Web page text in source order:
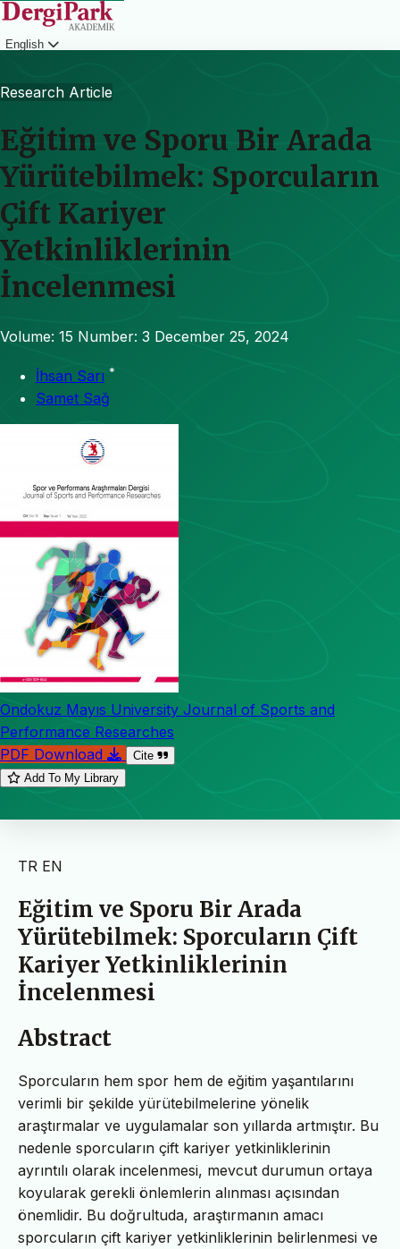
English
Research Article
Eğitim ve Sporu Bir Arada
Yürütebilmek: Sporcuların
Çift Kariyer
Yetkinliklerinin
İncelenmesi
Volume: 15 Number: 3 December 25, 2024
İhsan Sarı *
Samet Sağ
Ondokuz Mayıs University Journal of Sports and
Performance Researches
PDF Download
Cite
Add To My Library
TR EN
Eğitim ve Sporu Bir Arada
Yürütebilmek: Sporcuların Çift
Kariyer Yetkinliklerinin
İncelenmesi
Abstract
Sporcuların hem spor hem de eğitim yaşantılarını
verimli bir şekilde yürütebilmelerine yönelik
araştırmalar ve uygulamalar son yıllarda artmıştır. Bu
nedenle sporcuların çift kariyer yetkinliklerinin
ayrıntılı olarak incelenmesi, mevcut durumun ortaya
koyularak gerekli önlemlerin alınması açısından
önemlidir. Bu doğrultuda, araştırmanın amacı
sporcuların çift kariyer yetkinliklerinin belirlenmesi ve